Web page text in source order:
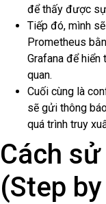
để thấy được
Tiếp đó, mình
Prometheus
Grafana để
quan.
Cuối cùng là
sẽ gửi thông
quá trình truy
Cách
(Step